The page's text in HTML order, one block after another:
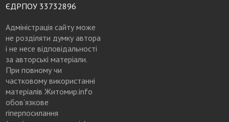
ЄДРПОУ 33732896
Адміністрація сайту може
не розділяти думку автора
і не несе відповідальності
за авторські матеріали.
При повному чи
частковому використанні
матеріалів Житомир.info
обов’язкове
гіперпосилання